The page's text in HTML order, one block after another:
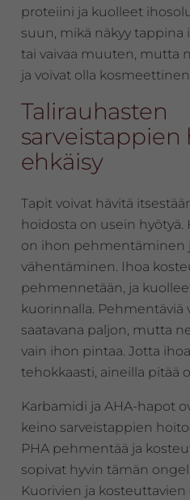
proteiini ja kuolleet
suun, mikä näkyy tappina
tai vaivaa muuten, mutta
ja voivat olla
Talirauhasten
sarveistappien
ehkäisy
Tapit voivat hävitä
hoidosta on usein
on ihon pehmentäminen
vähentäminen. Ihoa
pehmennetään, ja
kuorinnalla. Pehmentäviä
saatavana paljon, mutta
vain ihon pintaa. Jotta
tehokkaasti, aineilla pitää
Karbamidi ja AHA-hapot
keino sarveistappien
PHA pehmentää ja
sopivat hyvin tämän
Kuorivien ja